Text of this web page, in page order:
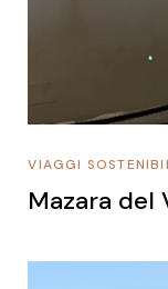
VIAGGI
Mazara del